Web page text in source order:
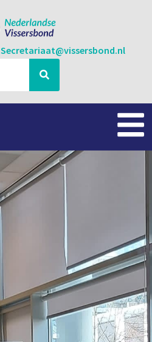
Secretariaat@vissersbond.nl